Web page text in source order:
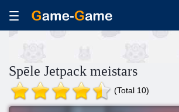
Spēle Jetpack meistars
(Total 10)